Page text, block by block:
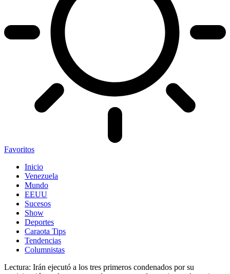
Favoritos
Inicio
Venezuela
Mundo
EEUU
Sucesos
Show
Deportes
Caraota Tips
Tendencias
Columnistas
Lectura: Irán ejecutó a los tres primeros condenados por su